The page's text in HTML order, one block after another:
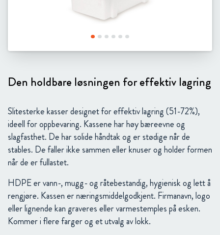
Den holdbare løsningen for effektiv lagring
Slitesterke kasser designet for effektiv lagring (51-72%),
ideell for oppbevaring. Kassene har høy bæreevne og
slagfasthet. De har solide håndtak og er stødige når de
stables. De faller ikke sammen eller knuser og holder formen
når de er fullastet.
HDPE er vann-, mugg- og råtebestandig, hygienisk og lett å
rengjøre. Kassen er næringsmiddelgodkjent. Firmanavn, logo
eller lignende kan graveres eller varmestemples på esken.
Kommer i flere farger og et utvalg av lokk.